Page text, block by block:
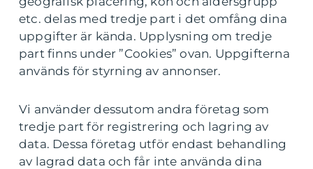
etc. delas med tredje part i det omfång dina
uppgifter är kända. Upplysning om tredje
part finns under ”Cookies” ovan. Uppgifterna
används för styrning av annonser.
Vi använder dessutom andra företag som
tredje part för registrering och lagring av
data. Dessa företag utför endast behandling
av lagrad data och får inte använda dina